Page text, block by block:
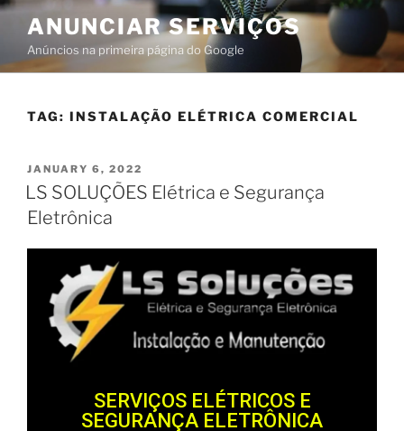
ANUNCIAR SERVIÇOS
Anúncios na primeira página do Google
TAG: INSTALAÇÃO ELÉTRICA COMERCIAL
JANUARY 6, 2022
LS SOLUÇÕES Elétrica e Segurança
Eletrônica
SERVIÇOS ELÉTRICOS E
SEGURANÇA ELETRÔNICA